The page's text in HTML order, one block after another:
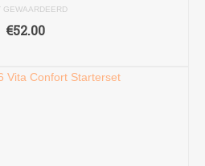
GEWAARDEERD
€52.00